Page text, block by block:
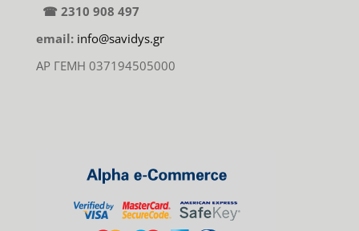
☎ 2310 908 497
email: info@savidys.gr
ΑΡ ΓΕΜΗ 037194505000